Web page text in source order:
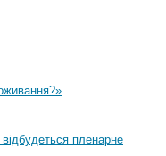
пленарне